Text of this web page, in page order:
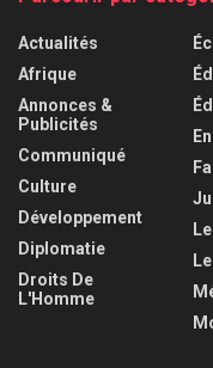
Actualités
Afrique
Annonces &
Publicités
Communiqué
Culture
Développement
Diplomatie
Droits De
L'Homme